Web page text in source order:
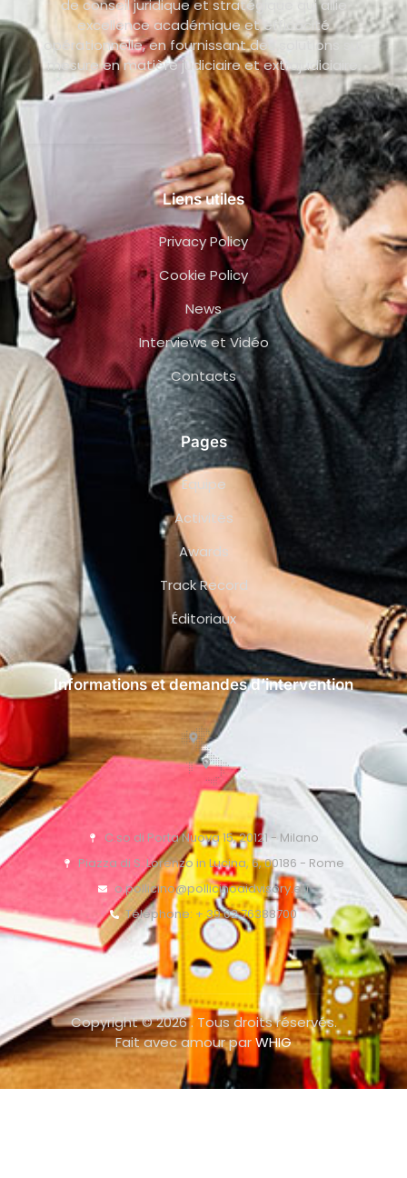
de conseil juridique et stratégique qui allie
excellence académique et efficacité
opérationnelle, en fournissant des solutions sur
mesure en matière judiciaire et extrajudiciaire.
Liens utiles
Privacy Policy
Cookie Policy
News
Interviews et Vidéo
Contacts
Pages
Équipe
Activités
Awards
Track Record
Éditoriaux
Informations et demandes d’intervention
C.so di Porta Nuova 15, 20121 - Milano
Piazza di S. Lorenzo in Lucina, 6, 00186 - Rome
o.pollicino@pollicinoaidvisory.eu
Téléphone: + 39 02 76388700
Copyright © 2026 . Tous droits réservés.
Fait avec amour parWHIG